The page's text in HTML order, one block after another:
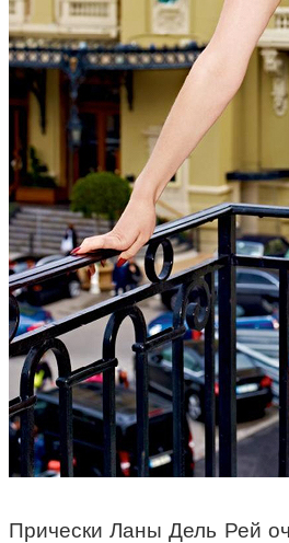
Прически Ланы Дель Рей